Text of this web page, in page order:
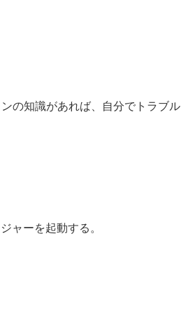
の知識があれば、自分でトラブル
ャーを起動する。